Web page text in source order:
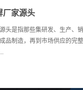
厂家源头
头是指那些集研发、生产、
品制造，再到市场供应的完